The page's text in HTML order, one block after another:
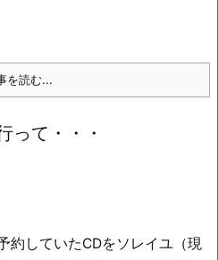
を読む...
って・・・
約していたCDをソレイユ（現